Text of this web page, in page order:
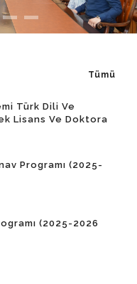
Tümü
Türk Dili Ve
Lisans Ve Doktora
Programı (2025-
(2025-2026